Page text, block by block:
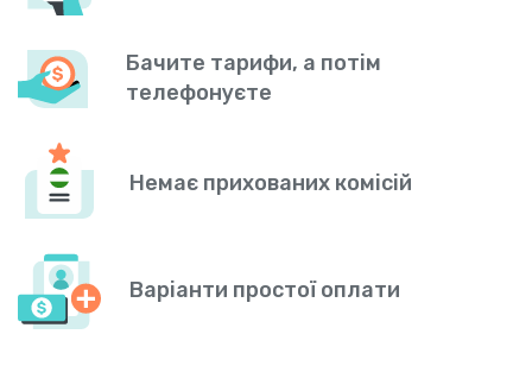
Бачите тарифи, а потім
телефонуєте
Немає прихованих комісій
Варіанти простої оплати